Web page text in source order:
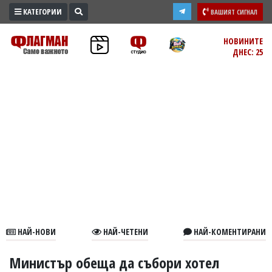
ПРОМО
ЗОНА
В
КАТЕГОРИИ ВАШИЯТ СИГНАЛ
НОВИНИТЕ
ДНЕС: 25
НАЙ-НОВИ НАЙ-ЧЕТЕНИ НАЙ-КОМЕНТИРАНИ
Министър обеща да събори хотел